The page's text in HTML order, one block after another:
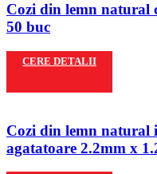
Cozi din lemn natural
50 buc
CERE DETALII
Cozi din lemn natural
agatatoare 2.2mm x